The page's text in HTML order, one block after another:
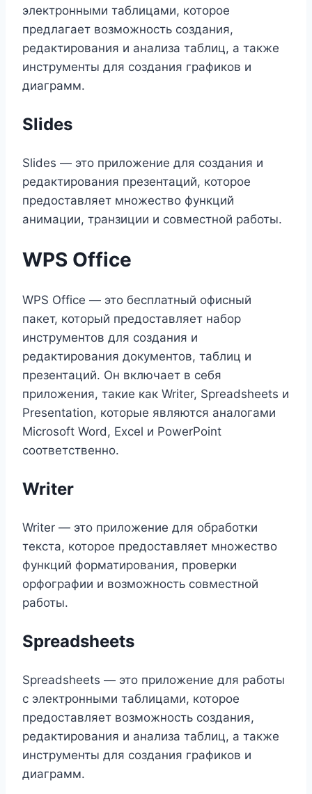
электронными таблицами, которое
предлагает возможность создания,
редактирования и анализа таблиц, а также
инструменты для создания графиков и
диаграмм.
Slides
Slides — это приложение для создания и
редактирования презентаций, которое
предоставляет множество функций
анимации, транзиции и совместной работы.
WPS Office
WPS Office — это бесплатный офисный
пакет, который предоставляет набор
инструментов для создания и
редактирования документов, таблиц и
презентаций. Он включает в себя
приложения, такие как Writer, Spreadsheets и
Presentation, которые являются аналогами
Microsoft Word, Excel и PowerPoint
соответственно.
Writer
Writer — это приложение для обработки
текста, которое предоставляет множество
функций форматирования, проверки
орфографии и возможность совместной
работы.
Spreadsheets
Spreadsheets — это приложение для работы
с электронными таблицами, которое
предоставляет возможность создания,
редактирования и анализа таблиц, а также
инструменты для создания графиков и
диаграмм.